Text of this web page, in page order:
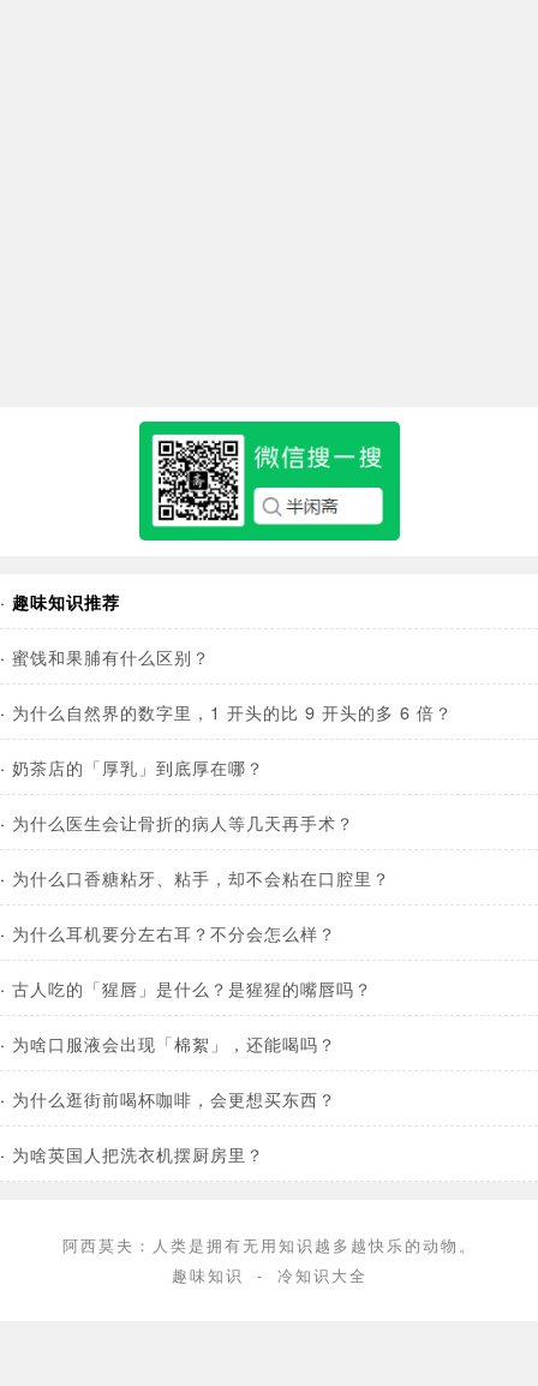
· 趣味知识推荐
· 蜜饯和果脯有什么区别？
· 为什么自然界的数字里，1 开头的比 9 开头的多 6 倍？
· 奶茶店的「厚乳」到底厚在哪？
· 为什么医生会让骨折的病人等几天再手术？
· 为什么口香糖粘牙、粘手，却不会粘在口腔里？
· 为什么耳机要分左右耳？不分会怎么样？
· 古人吃的「猩唇」是什么？是猩猩的嘴唇吗？
· 为啥口服液会出现「棉絮」，还能喝吗？
· 为什么逛街前喝杯咖啡，会更想买东西？
· 为啥英国人把洗衣机摆厨房里？
阿西莫夫：人类是拥有无用知识越多越快乐的动物。
趣味知识
- 冷知识大全